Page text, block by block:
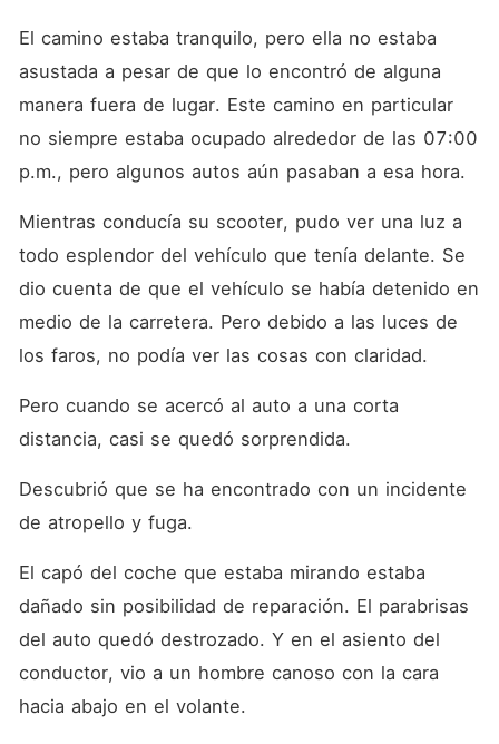
preguntas ocultas.
El camino estaba tranquilo, pero ella no estaba
asustada a pesar de que lo encontró de alguna
manera fuera de lugar. Este camino en particular
no siempre estaba ocupado alrededor de las 07:00
p.m., pero algunos autos aún pasaban a esa hora.
Mientras conducía su scooter, pudo ver una luz a
todo esplendor del vehículo que tenía delante. Se
dio cuenta de que el vehículo se había detenido en
medio de la carretera. Pero debido a las luces de
los faros, no podía ver las cosas con claridad.
Pero cuando se acercó al auto a una corta
distancia, casi se quedó sorprendida.
Descubrió que se ha encontrado con un incidente
de atropello y fuga.
El capó del coche que estaba mirando estaba
dañado sin posibilidad de reparación. El parabrisas
del auto quedó destrozado. Y en el asiento del
conductor, vio a un hombre canoso con la cara
hacia abajo en el volante.